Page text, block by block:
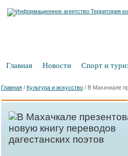
Главная Новости Спорт и
Главная / Культура и искусство / В Махачкале